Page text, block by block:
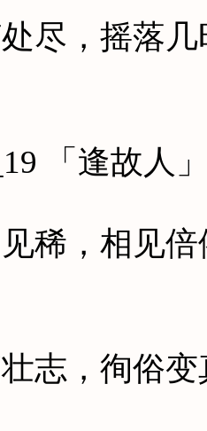
，摇落几
「逢故人
，相见倍
，徇俗变